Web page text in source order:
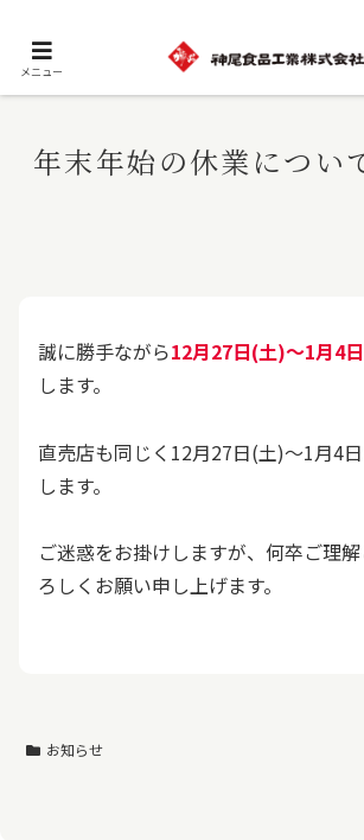
年末年始の休業につい
誠に勝手ながら12月27日(土)～1月4
します。
直売店も同じく12月27日(土)～1月4
します。
ご迷惑をお掛けしますが、何卒ご理
ろしくお願い申し上げます。
お知らせ
メニュー